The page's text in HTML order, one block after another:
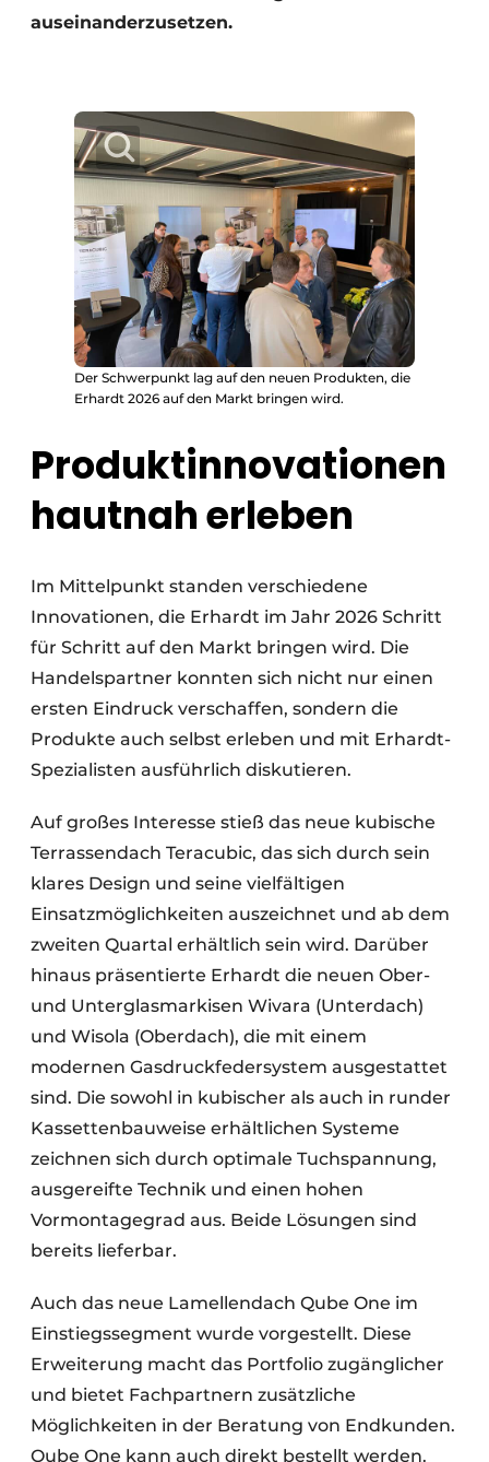
auseinanderzusetzen.
Der Schwerpunkt lag auf den neuen Produkten, die
Erhardt 2026 auf den Markt bringen wird.
Produktinnovationen
hautnah erleben
Im Mittelpunkt standen verschiedene
Innovationen, die Erhardt im Jahr 2026 Schritt
für Schritt auf den Markt bringen wird. Die
Handelspartner konnten sich nicht nur einen
ersten Eindruck verschaffen, sondern die
Produkte auch selbst erleben und mit Erhardt-
Spezialisten ausführlich diskutieren.
Auf großes Interesse stieß das neue kubische
Terrassendach Teracubic, das sich durch sein
klares Design und seine vielfältigen
Einsatzmöglichkeiten auszeichnet und ab dem
zweiten Quartal erhältlich sein wird. Darüber
hinaus präsentierte Erhardt die neuen Ober-
und Unterglasmarkisen Wivara (Unterdach)
und Wisola (Oberdach), die mit einem
modernen Gasdruckfedersystem ausgestattet
sind. Die sowohl in kubischer als auch in runder
Kassettenbauweise erhältlichen Systeme
zeichnen sich durch optimale Tuchspannung,
ausgereifte Technik und einen hohen
Vormontagegrad aus. Beide Lösungen sind
bereits lieferbar.
Auch das neue Lamellendach Qube One im
Einstiegssegment wurde vorgestellt. Diese
Erweiterung macht das Portfolio zugänglicher
und bietet Fachpartnern zusätzliche
Möglichkeiten in der Beratung von Endkunden.
Qube One kann auch direkt bestellt werden.